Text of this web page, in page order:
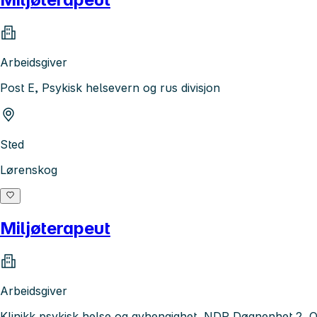
Arbeidsgiver
Post E, Psykisk helsevern og rus divisjon
Sted
Lørenskog
Miljøterapeut
Arbeidsgiver